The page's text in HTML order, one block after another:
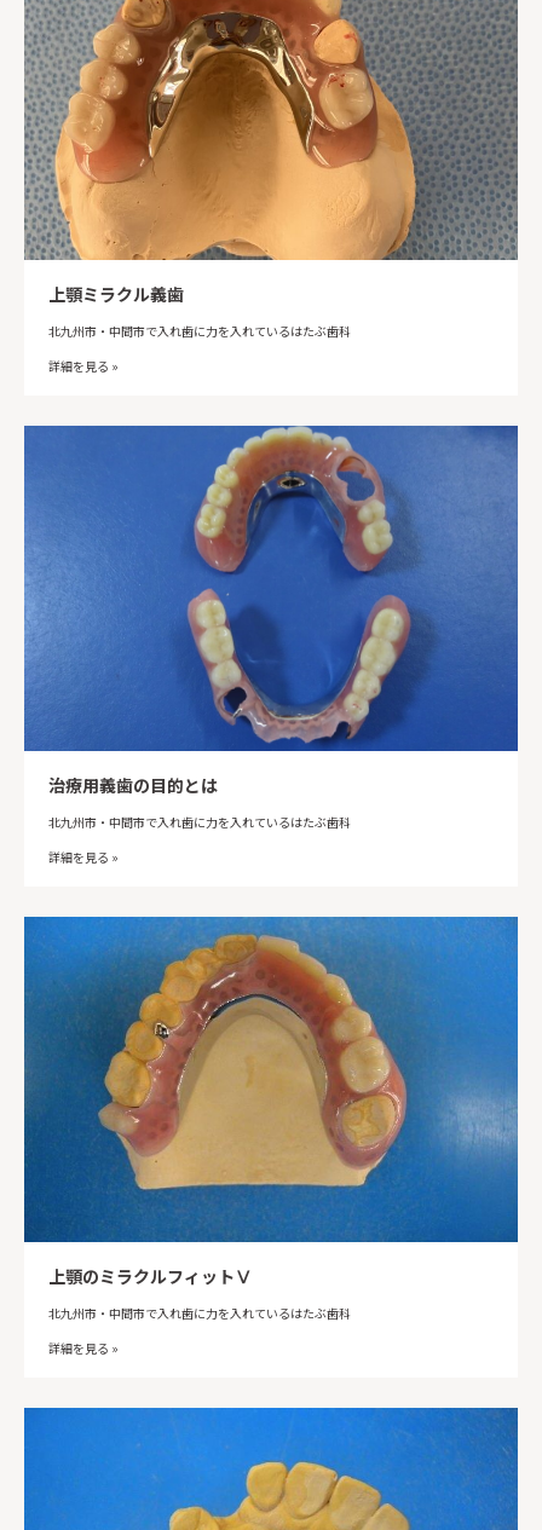
上顎ミラクル義歯
北九州市・中間市で入れ歯に力を入れているはたぶ歯科
詳細を見る »
治療用義歯の目的とは
北九州市・中間市で入れ歯に力を入れているはたぶ歯科
詳細を見る »
上顎のミラクルフィットⅤ
北九州市・中間市で入れ歯に力を入れているはたぶ歯科
詳細を見る »